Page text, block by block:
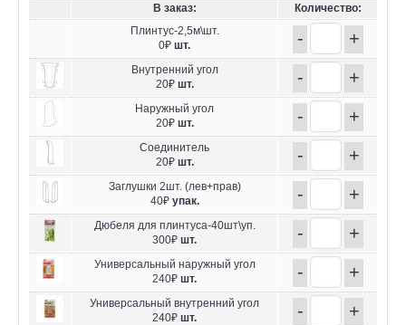
В заказ:
Количество:
Плинтус-2,5м\шт.
0₽ шт. - +
Внутренний угол
20₽ шт. - +
Наружный угол
20₽ шт. - +
Соединитель
20₽ шт. - +
Заглушки 2шт. (лев+прав)
40₽ упак. - +
Дюбеля для плинтуса-40шт\уп.
300₽ шт. - +
Универсальный наружный угол
240₽ шт. - +
Универсальный внутренний угол
240₽ шт. - +